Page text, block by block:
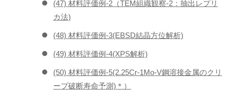
(47) 材料評価例-2（TEM組織観察-2：抽出レプリ
カ法)
(48) 材料評価例-3(EBSD結晶方位解析)
(49) 材料評価例-4(XPS解析)
(50) 材料評価例-5(2.25Cr-1Mo-V鋼溶接金属のクリ
ープ破断寿命予測)＊）